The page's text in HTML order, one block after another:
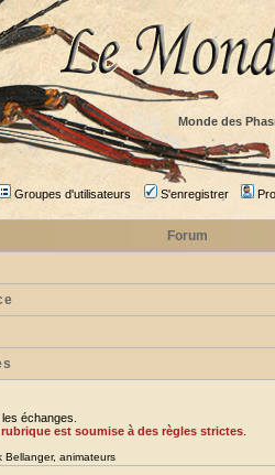
Monde des
Groupes d'utilisateurs S'enregistrer
Forum
échanges.
est soumise à des règles strictes
Bellanger, animateurs